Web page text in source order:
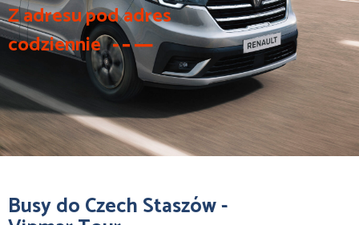
Z adresu pod adres
codziennie
Busy do Czech Staszów -